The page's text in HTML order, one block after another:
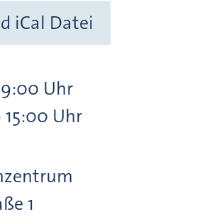
iCal Datei
Uhr
15:00 Uhr
1